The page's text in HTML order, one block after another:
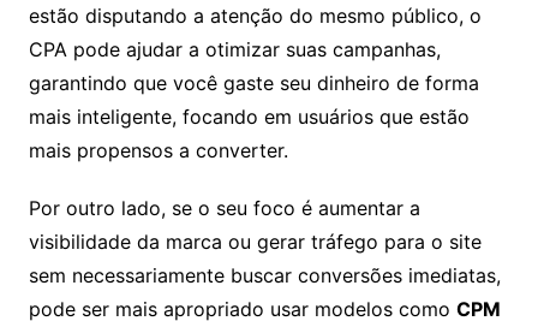
estão disputando a atenção do mesmo público, o
CPA pode ajudar a otimizar suas campanhas,
garantindo que você gaste seu dinheiro de forma
mais inteligente, focando em usuários que estão
mais propensos a converter.
Por outro lado, se o seu foco é aumentar a
visibilidade da marca ou gerar tráfego para o site
sem necessariamente buscar conversões imediatas,
pode ser mais apropriado usar modelos como CPM